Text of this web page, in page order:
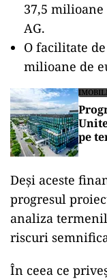
37,5 milioane
AG.
O facilitate
milioane de
pe
Deși aceste
progresul
analiza
riscuri
În ceea ce